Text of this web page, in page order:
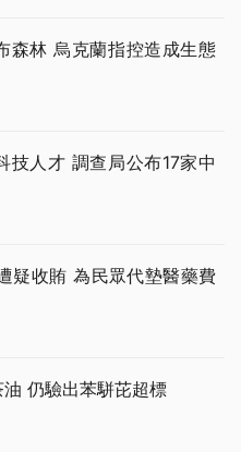
森林 烏克蘭指控造成生態
技人才 調查局公布17家中
疑收賄 為民眾代墊醫藥費
仍驗出苯駢芘超標